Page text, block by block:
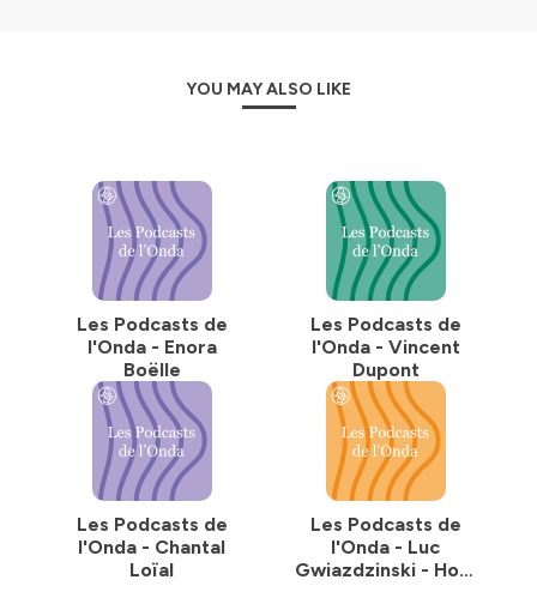
YOU MAY ALSO LIKE
Les Podcasts de
l'Onda - Enora
Boëlle
Les Podcasts de
l'Onda - Vincent
Dupont
Les Podcasts de
l'Onda - Chantal
Loïal
Les Podcasts de
l'Onda - Luc
Gwiazdzinski - Hors